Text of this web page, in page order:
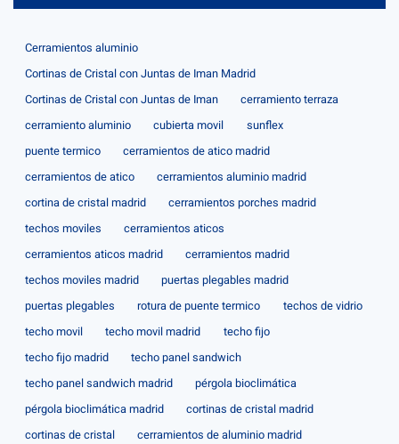
Cerramientos aluminio
Cortinas de Cristal con Juntas de Iman Madrid
Cortinas de Cristal con Juntas de Iman
cerramiento terraza
cerramiento aluminio
cubierta movil
sunflex
puente termico
cerramientos de atico madrid
cerramientos de atico
cerramientos aluminio madrid
cortina de cristal madrid
cerramientos porches madrid
techos moviles
cerramientos aticos
cerramientos aticos madrid
cerramientos madrid
techos moviles madrid
puertas plegables madrid
puertas plegables
rotura de puente termico
techos de vidrio
techo movil
techo movil madrid
techo fijo
techo fijo madrid
techo panel sandwich
techo panel sandwich madrid
pérgola bioclimática
pérgola bioclimática madrid
cortinas de cristal madrid
cortinas de cristal
cerramientos de aluminio madrid